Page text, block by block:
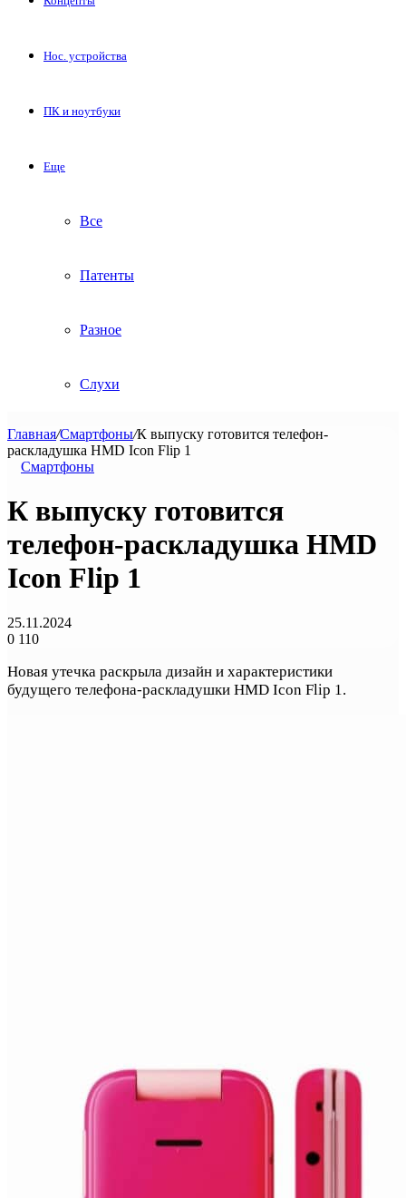
Нос. устройства
ПК и ноутбуки
Еще
Все
Патенты
Разное
Слухи
Главная/Смартфоны/К выпуску готовится телефон-
раскладушка HMD Icon Flip 1
Смартфоны
К выпуску готовится
телефон-раскладушка HMD
Icon Flip 1
25.11.2024
0 110
Новая утечка раскрыла дизайн и характеристики
будущего телефона-раскладушки HMD Icon Flip 1.